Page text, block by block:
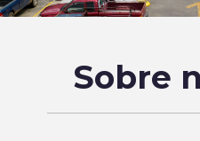
Sobre